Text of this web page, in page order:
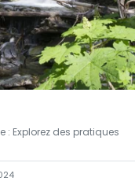
: Explorez des pratiques